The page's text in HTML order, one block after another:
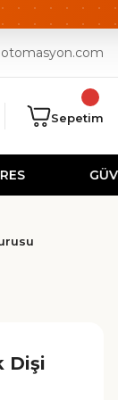
Sepetim
GÜVENLİ
Dişi